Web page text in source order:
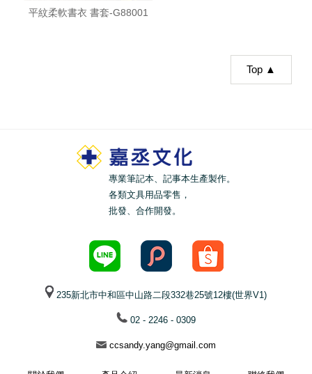
平紋柔軟書衣 書套-G88001
Top ▲
專業筆記本、記事本生產製作。
各類文具用品零售，
批發、合作開發。
235新北市中和區中山路二段332巷25號12樓(世界V1)
02 - 2246 - 0309
ccsandy.yang@gmail.com